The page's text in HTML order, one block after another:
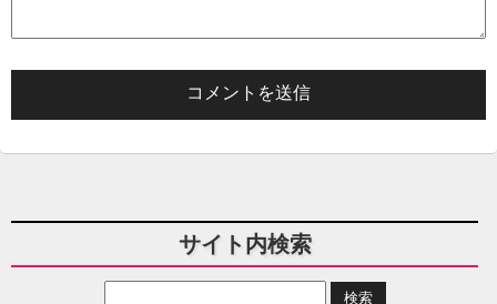
サイト内検索